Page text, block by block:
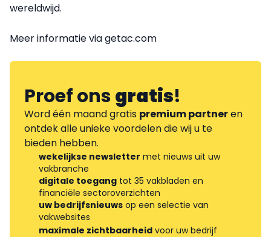
wereldwijd.
Meer informatie via getac.com
Proef onsgratis!
Word één maand gratis premium partneren
ontdek alle unieke voordelen die wij u te
bieden hebben.
wekelijkse newsletter met nieuws uit uw
vakbranche
digitale toegang tot 35 vakbladen en
financiële sectoroverzichten
uw bedrijfsnieuws op een selectie van
vakwebsites
maximale zichtbaarheid voor uw bedrijf